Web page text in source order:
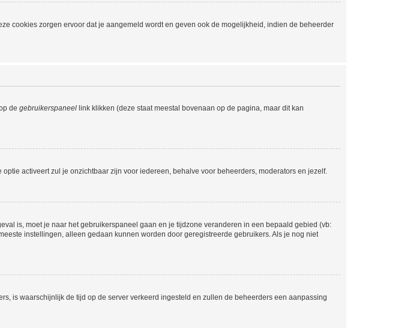
cookies zorgen ervoor dat je aangemeld wordt en geven ook de mogelijkheid, indien de beheerder
de gebruikerspaneel link klikken (deze staat meestal bovenaan op de pagina, maar dit kan
optie activeert zul je onzichtbaar zijn voor iedereen, behalve voor beheerders, moderators en jezelf.
is, moet je naar het gebruikerspaneel gaan en je tijdzone veranderen in een bepaald gebied (vb:
instellingen, alleen gedaan kunnen worden door geregistreerde gebruikers. Als je nog niet
is waarschijnlijk de tijd op de server verkeerd ingesteld en zullen de beheerders een aanpassing